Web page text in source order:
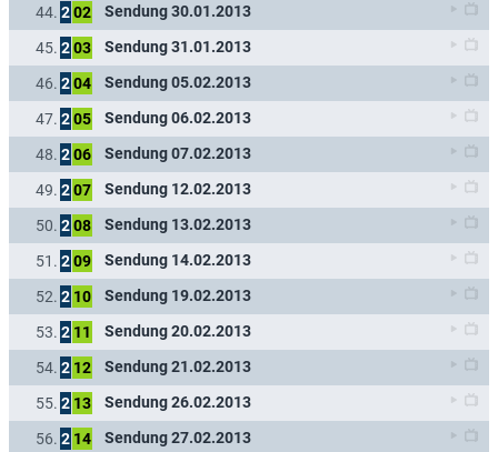
44. 202 Sendung 30.01.2013
45. 203 Sendung 31.01.2013
46. 204 Sendung 05.02.2013
47. 205 Sendung 06.02.2013
48. 206 Sendung 07.02.2013
49. 207 Sendung 12.02.2013
50. 208 Sendung 13.02.2013
51. 209 Sendung 14.02.2013
52. 2 10 Sendung 19.02.2013
53. 2 11 Sendung 20.02.2013
54. 2 12 Sendung 21.02.2013
55. 2 13 Sendung 26.02.2013
56. 2 14 Sendung 27.02.2013